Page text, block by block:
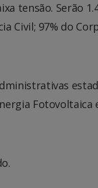
tensão. Serão
Civil; 97% do
Fotovoltaica